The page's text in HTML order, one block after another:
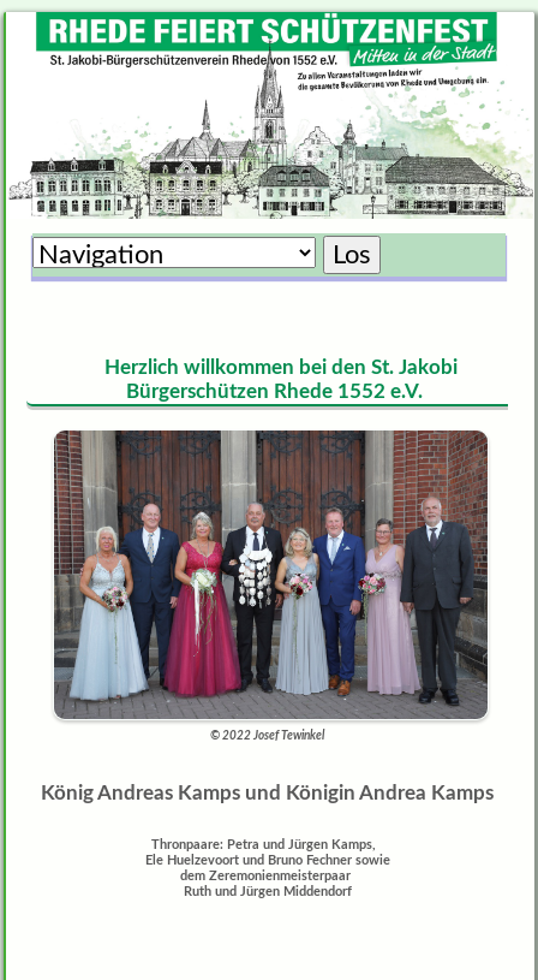
Zielseite
Herzlich willkommen bei den St. Jakobi
Bürgerschützen Rhede 1552 e.V.
© 2022 Josef Tewinkel
König Andreas Kamps und Königin Andrea Kamps
Thronpaare: Petra und Jürgen Kamps,
Ele Huelzevoort und Bruno Fechner sowie
dem Zeremonienmeisterpaar
Ruth und Jürgen Middendorf